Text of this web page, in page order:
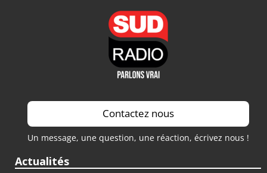
Contactez nous
Un message, une question, une réaction, écrivez nous !
Actualités